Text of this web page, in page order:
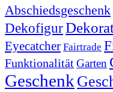
Abschiedsgeschenk
Dekofigur
Eyecatcher Fairtrade
FunktionalitätGarten
Geschenk